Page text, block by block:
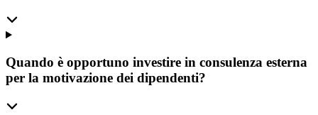
Quando è opportuno investire in consulenza esterna
per la motivazione dei dipendenti?